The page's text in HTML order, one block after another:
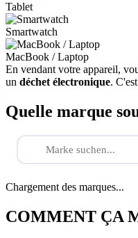
Tablet
Smartwatch
MacBook / Laptop
En vendant votre appareil,
un déchet électronique.
Quelle marque
Chargement des marques...
COMMENT ÇA